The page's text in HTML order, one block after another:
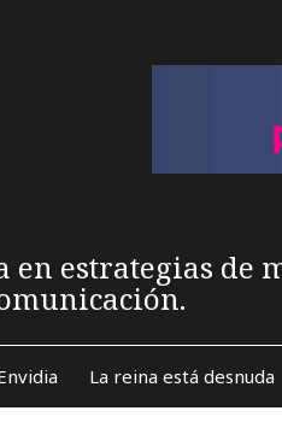
en estrategias de
La reina está desnuda